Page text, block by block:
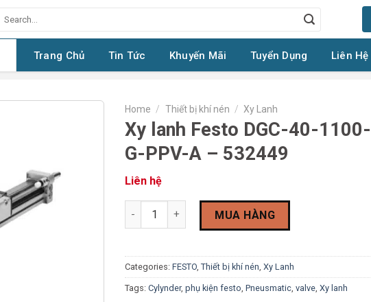
for:
Trang Chủ Tin Tức Khuyến Mãi Tuyển Dụng Liên
Home / Thiết bị khí nén / Xy Lanh
Xy lanh Festo DGC-40-1100-
G-PPV-A – 532449
Liên hệ
Xy lanh Festo DGC-40-1100-G-PPV-A - 532449
MUA HÀNG
Categories:FESTO,Thiết bị khí nén,Xy Lanh
Tags:Cylynder,phụ kiện festo,Pneusmatic,valve,Xy lanh